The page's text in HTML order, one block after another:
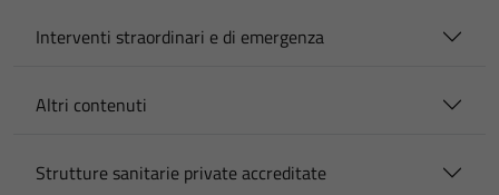
Interventi straordinari e di emergenza
Altri contenuti
Strutture sanitarie private accreditate